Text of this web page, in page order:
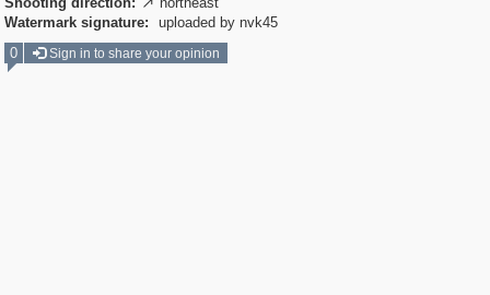

Watermark signature:
uploaded by nvk45
0
Sign in to share your opinion